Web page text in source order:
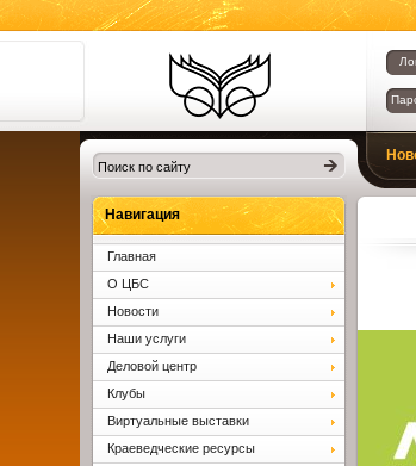
Библиотеки
Клина. Клинская
ЦБС.
Навигация
Главная
О ЦБС
Новости
Наши услуги
Деловой центр
Клубы
Виртуальные выставки
Краеведческие ресурсы